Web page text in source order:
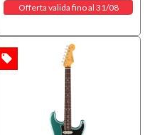
Offerta valida fino al 31/08
local_offer